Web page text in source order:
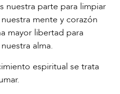
nuestra parte para limpiar
mente y corazón
mayor libertad para
alma.
espiritual se trata